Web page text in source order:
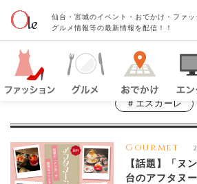
仙台・宮城のイベント・おでかけ・ファッ
グルメ情報等の最新情報を配信！！
＃エスカーレ
Gourmet
【話題】「ヌ
台のアフタヌ